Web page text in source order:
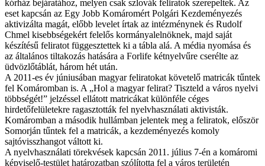
kórház bejáratához, melyen csak szlovák feliratok szerepeltek. Az
eset kapcsán az Egy Jobb Komáromért Polgári Kezdeményezés
aktivizálta magát, előbb levelet írtak az intézménynek és Rudolf
Chmel kisebbségekért felelős kormányalelnöknek, majd saját
készítésű feliratot függesztettek ki a tábla alá. A média nyomása és
az általános tiltakozás hatására a Forlife kétnyelvűre cserélte az
üdvözlőtáblát, három hét után.
A 2011-es év júniusában magyar feliratokat követelő matricák tűntek
fel Komáromban is. A „Hol a magyar felirat? Tiszteld a város nyelvi
többségét!” jelzéssel ellátott matricákat különféle céges
hirdetőfelületekre ragasztották fel nyelvhasználati aktivisták.
Komáromban a második hullámban jelentek meg a feliratok, először
Somorján tűntek fel a matricák, a kezdeményezés komoly
sajtóvisszhangot váltott ki.
A nyelvhasználati törekvések kapcsán 2011. július 7-én a komáromi
képviselő-testület határozatban szólította fel a város területén